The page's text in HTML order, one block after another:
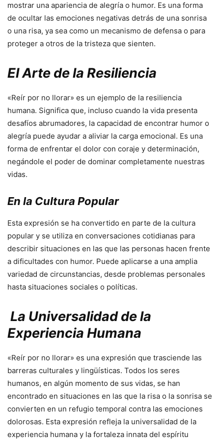
mostrar una apariencia de alegría o humor. Es una forma
de ocultar las emociones negativas detrás de una sonrisa
o una risa, ya sea como un mecanismo de defensa o para
proteger a otros de la tristeza que sienten.
El Arte de la Resiliencia
«Reír por no llorar» es un ejemplo de la resiliencia
humana. Significa que, incluso cuando la vida presenta
desafíos abrumadores, la capacidad de encontrar humor o
alegría puede ayudar a aliviar la carga emocional. Es una
forma de enfrentar el dolor con coraje y determinación,
negándole el poder de dominar completamente nuestras
vidas.
En la Cultura Popular
Esta expresión se ha convertido en parte de la cultura
popular y se utiliza en conversaciones cotidianas para
describir situaciones en las que las personas hacen frente
a dificultades con humor. Puede aplicarse a una amplia
variedad de circunstancias, desde problemas personales
hasta situaciones sociales o políticas.
La Universalidad de la
Experiencia Humana
«Reír por no llorar» es una expresión que trasciende las
barreras culturales y lingüísticas. Todos los seres
humanos, en algún momento de sus vidas, se han
encontrado en situaciones en las que la risa o la sonrisa se
convierten en un refugio temporal contra las emociones
dolorosas. Esta expresión refleja la universalidad de la
experiencia humana y la fortaleza innata del espíritu